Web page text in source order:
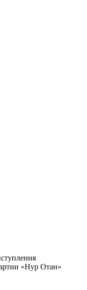
«Нур Отан»